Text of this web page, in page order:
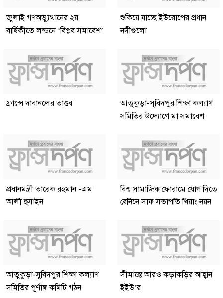
জুলাই গণঅভ্যুত্থানের ২য়
বার্ষিকীতে লন্ডনে ‘বিপ্লব সমাবেশ’
শুকিয়ে যাচ্ছে ইউরোপের প্রধান
নদীগুলো
ফ্রান্সে দাবানলের তাণ্ডব
আতুকুড়া-সুবিদপুর শিক্ষা কল্যাণ
সমিতির উদ্যোগে মা সমাবেশ
প্রধানমন্ত্রী তারেক রহমান -এম
আলী হুসাইন
বিশ্ব সামাজিক ফোরামে যোগ দিতে
বেনিনে সাফ সভাপতি খিয়াং নয়ন
আতুকুড়া-সুবিদপুর শিক্ষা কল্যাণ
সমিতির পূর্ণাঙ্গ কমিটি গঠন
সীমান্তে আরও কড়াকড়ির আহ্বান
ইইউ’র